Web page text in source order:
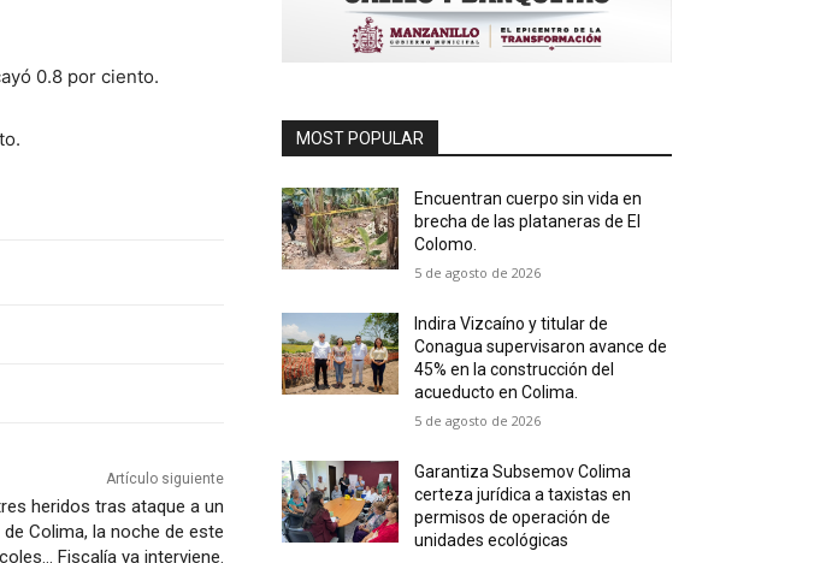
0.8 por ciento.
Artículo siguiente
heridos tras ataque a un
Colima, la noche de este
Fiscalía ya interviene.
MOST POPULAR
Encuentran cuerpo sin vida en
brecha de las plataneras de El
Colomo.
5 de agosto de 2026
Indira Vizcaíno y titular de
Conagua supervisaron avance de
45% en la construcción del
acueducto en Colima.
5 de agosto de 2026
Garantiza Subsemov Colima
certeza jurídica a taxistas en
permisos de operación de
unidades ecológicas